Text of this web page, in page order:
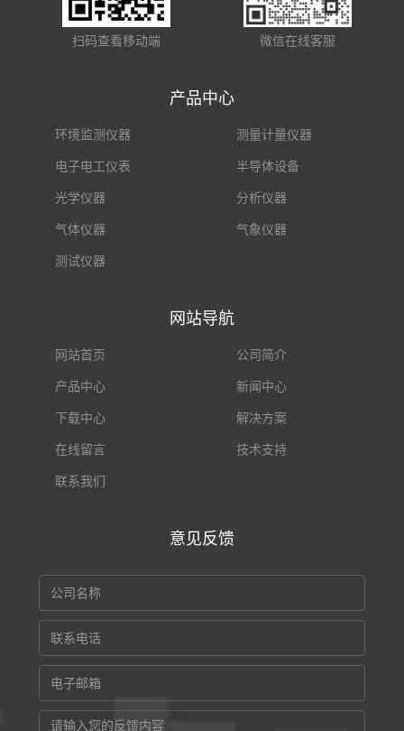
扫码查看移动端 微信在线客服
产品中心
环境监测仪器 测量计量仪器
电子电工仪表 半导体设备
光学仪器 分析仪器
气体仪器 气象仪器
测试仪器
网站导航
网站首页 公司简介
产品中心 新闻中心
下载中心 解决方案
在线留言 技术支持
联系我们
意见反馈